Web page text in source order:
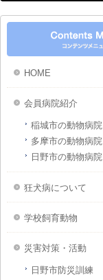
HOME
会員病院紹介
稲城市の動物病院
多摩市の動物病院
日野市の動物病院
狂犬病について
学校飼育動物
災害対策・活動
日野市防災訓練